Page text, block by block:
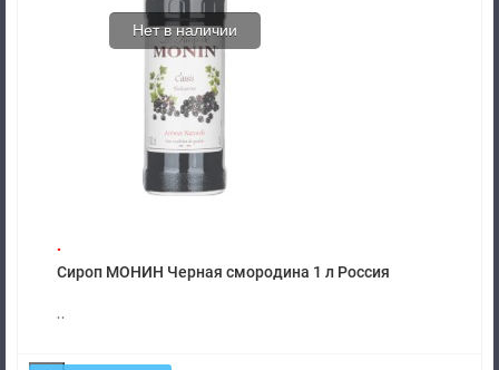
Нет в наличии
.
Сироп МОНИН Черная смородина 1 л Россия
..